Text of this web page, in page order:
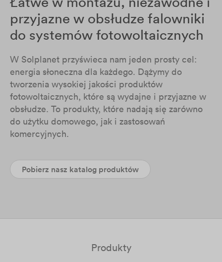
przyjazne w obsłudze falowniki
do systemów fotowoltaicznych
W Solplanet przyświeca nam jeden prosty cel:
energia słoneczna dla każdego. Dążymy do
tworzenia wysokiej jakości produktów
fotowoltaicznych, które są wydajne i przyjazne w
obsłudze. To produkty, które nadają się zarówno
do użytku domowego, jak i zastosowań
komercyjnych.
Pobierz nasz katalog produktów
Produkty